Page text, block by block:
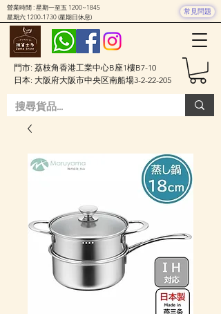
門市: 荔枝角香港工業中心B座1樓B7-10
日本: 大阪府大阪市中央区南船場3-2-22-205
營業時間 : 星期一至五 1200~1845
星期六 1200-1730(星期日休息)
常見問題